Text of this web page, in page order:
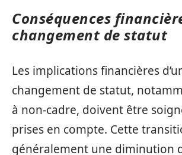
Conséquences
changement de statut
Les implications financières
changement de statut,
à non-cadre, doivent être
prises en compte. Cette
généralement une diminution